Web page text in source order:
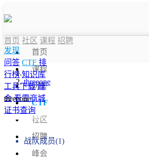
首页
课程
问答
CTF
社区
招聘
峰会
首页 社区 课程 招聘
发现
问答 CTF 排
行榜 知识库
工具下载 峰
会 看雪商城
证书查询
threeone
threeone
战队信息
战队成员(1)